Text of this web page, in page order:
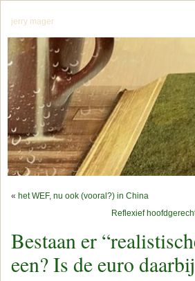
jerry mager
« het WEF, nu ook (vooral?) in China
Reflexief
Bestaan er
een? Is de euro